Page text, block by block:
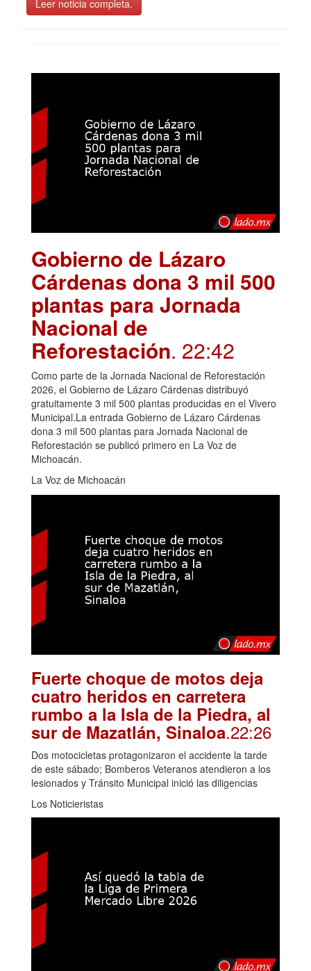
Leer noticia completa.
Gobierno de Lázaro
Cárdenas dona 3 mil 500
plantas para Jornada
Nacional de
Reforestación. 22:42
Como parte de la Jornada Nacional de Reforestación
2026, el Gobierno de Lázaro Cárdenas distribuyó
gratuitamente 3 mil 500 plantas producidas en el Vivero
Municipal.La entrada Gobierno de Lázaro Cárdenas
dona 3 mil 500 plantas para Jornada Nacional de
Reforestación se publicó primero en La Voz de
Michoacán.
La Voz de Michoacán
Fuerte choque de motos deja
cuatro heridos en carretera
rumbo a la Isla de la Piedra, al
sur de Mazatlán, Sinaloa.22:26
Dos motocicletas protagonizaron el accidente la tarde
de este sábado; Bomberos Veteranos atendieron a los
lesionados y Tránsito Municipal inició las diligencias
Los Noticieristas